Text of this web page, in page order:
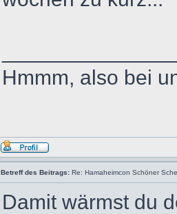
Hmmm, also bei
Betreff des Beitrags: Re: Hamaheimcon Schöner
Damit wärmst du